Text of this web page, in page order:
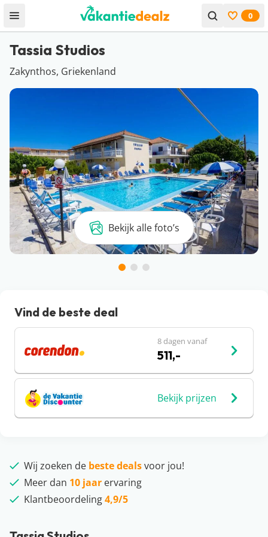
Open menu Bekijk
0
Tassia Studios
Zakynthos, Griekenland
Bekijk alle foto’s
Vind de beste deal
8 dagen vanaf
511,-
Bekijk prijzen
Wij zoeken de beste dealsvoor jou!
Meer dan 10 jaar ervaring
Klantbeoordeling4,9/5